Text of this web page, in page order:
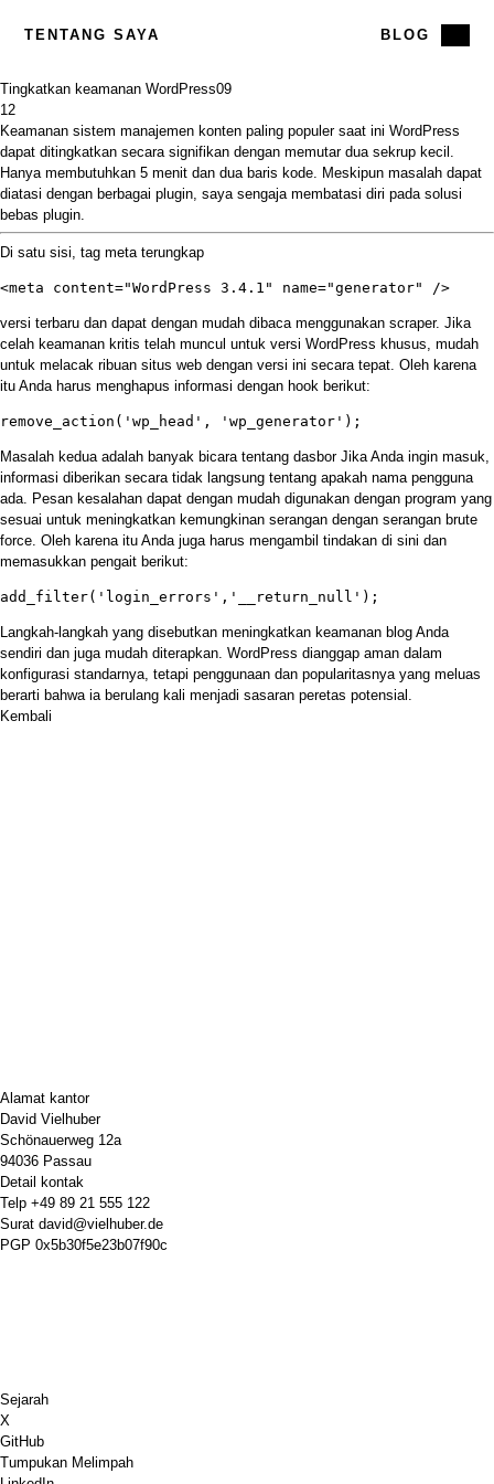
TENTANG SAYA BLOG
Tingkatkan keamanan WordPress09
12
Keamanan sistem manajemen konten paling populer saat ini WordPress
dapat ditingkatkan secara signifikan dengan memutar dua sekrup kecil.
Hanya membutuhkan 5 menit dan dua baris kode. Meskipun masalah dapat
diatasi dengan berbagai plugin, saya sengaja membatasi diri pada solusi
bebas plugin.
Di satu sisi, tag meta terungkap
<meta content="WordPress 3.4.1" name="generator" />
versi terbaru dan dapat dengan mudah dibaca menggunakan scraper. Jika
celah keamanan kritis telah muncul untuk versi WordPress khusus, mudah
untuk melacak ribuan situs web dengan versi ini secara tepat. Oleh karena
itu Anda harus menghapus informasi dengan hook berikut:
remove_action('wp_head', 'wp_generator');
Masalah kedua adalah banyak bicara tentang dasbor Jika Anda ingin masuk,
informasi diberikan secara tidak langsung tentang apakah nama pengguna
ada. Pesan kesalahan dapat dengan mudah digunakan dengan program yang
sesuai untuk meningkatkan kemungkinan serangan dengan serangan brute
force. Oleh karena itu Anda juga harus mengambil tindakan di sini dan
memasukkan pengait berikut:
add_filter('login_errors','__return_null');
Langkah-langkah yang disebutkan meningkatkan keamanan blog Anda
sendiri dan juga mudah diterapkan. WordPress dianggap aman dalam
konfigurasi standarnya, tetapi penggunaan dan popularitasnya yang meluas
berarti bahwa ia berulang kali menjadi sasaran peretas potensial.
Kembali
Alamat kantor
David Vielhuber
Schönauerweg 12a
94036 Passau
Detail kontak
Telp +49 89 21 555 122
Surat david@vielhuber.de
PGP 0x5b30f5e23b07f90c
Sejarah
X
GitHub
Tumpukan Melimpah